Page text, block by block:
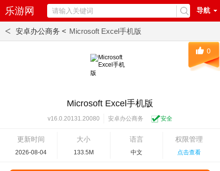
乐游网 导航
< 安卓办公商务 < Microsoft Excel手机版
Microsoft Excel手机版
v16.0.20131.20080 安卓办公商务 安全
更新时间
2026-08-04
大小
133.5M
语言
中文
权限管理
点击查看
0